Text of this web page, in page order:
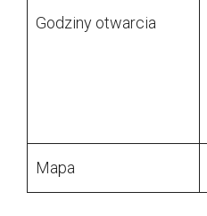
Godziny otwarcia
Mapa